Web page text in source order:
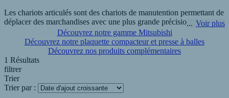
Les chariots articulés sont des chariots de manutention permettant de
déplacer des marchandises avec une plus grande précision et
polyvalence que les chariots classiques. Ils vous permettent
d'améliorer votre capacité de stockage et de circuler facilement entre
les allées étroites de vos entrepôts.
R.P.A - AFRELEC Industrie à Charnay-Lès-Mâcon est là pour vous
aider à choisir les chariots articulés neuf qui conviennent à vos
besoins et peut vous proposer une analyse gratuite pour votre projet.
Voir plus
Découvrez notre gamme Mitsubishi
Découvrez notre plaquette compacteur et presse à balles
Découvrez nos produits complémentaires
1 Résultats
filtrer
Trier
Trier par :